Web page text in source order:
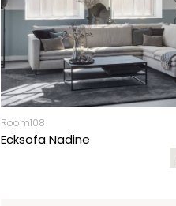
Room108
Ecksofa Nadine